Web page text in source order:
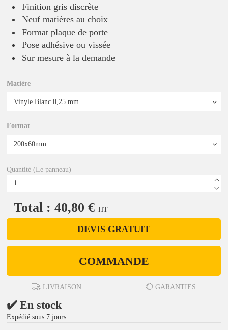
Finition gris discrète
Neuf matières au choix
Format plaque de porte
Pose adhésive ou vissée
Sur mesure à la demande
Matière
Format
Quantité (Le panneau)
Total : 40,80 € HT
DEVIS GRATUIT
COMMANDE
LIVRAISON GARANTIES
✔️ En stock
Expédié sous 7 jours